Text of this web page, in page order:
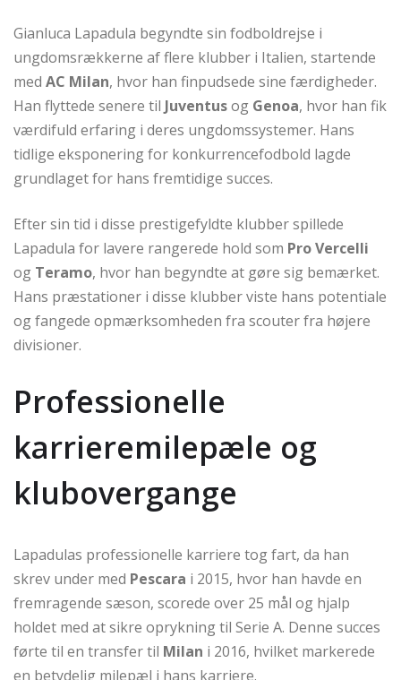
Gianluca Lapadula begyndte sin fodboldrejse i
ungdomsrækkerne af flere klubber i Italien, startende
med AC Milan, hvor han finpudsede sine færdigheder.
Han flyttede senere til Juventusog Genoa, hvor han fik
værdifuld erfaring i deres ungdomssystemer. Hans
tidlige eksponering for konkurrencefodbold lagde
grundlaget for hans fremtidige succes.
Efter sin tid i disse prestigefyldte klubber spillede
Lapadula for lavere rangerede hold som Pro Vercelli
og Teramo, hvor han begyndte at gøre sig bemærket.
Hans præstationer i disse klubber viste hans potentiale
og fangede opmærksomheden fra scouter fra højere
divisioner.
Professionelle
karrieremilepæle og
klubovergange
Lapadulas professionelle karriere tog fart, da han
skrev under med Pescara i 2015, hvor han havde en
fremragende sæson, scorede over 25 mål og hjalp
holdet med at sikre oprykning til Serie A. Denne succes
førte til en transfer til Milan i 2016, hvilket markerede
en betydelig milepæl i hans karriere.